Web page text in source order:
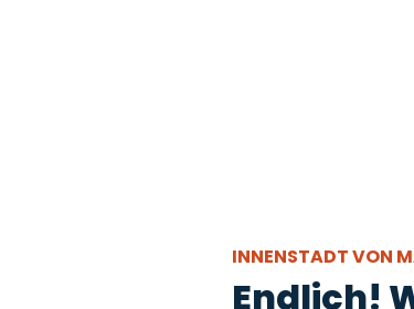
INNENSTADT VON
Endlich!